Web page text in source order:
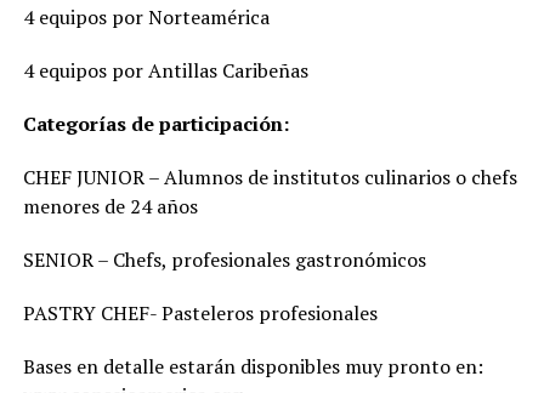
4 equipos por Norteamérica
4 equipos por Antillas Caribeñas
Categorías de participación:
CHEF JUNIOR – Alumnos de institutos culinarios o chefs
menores de 24 años
SENIOR – Chefs, profesionales gastronómicos
PASTRY CHEF- Pasteleros profesionales
Bases en detalle estarán disponibles muy pronto en: